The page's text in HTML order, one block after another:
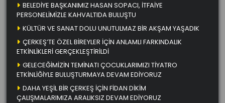
BELEDİYE BAŞKANIMIZ HASAN SOPACI, İTFAİYE
PERSONELİMİZLE KAHVALTIDA BULUŞTU
KÜLTÜR VE SANAT DOLU UNUTULMAZ BİR AKŞAM YAŞADIK
ÇERKEŞ’TE ÖZEL BİREYLER İÇİN ANLAMLI FARKINDALIK
ETKİNLİKLERİ GERÇEKLEŞTİRİLDİ
GELECEĞİMİZİN TEMİNATI ÇOCUKLARIMIZI TİYATRO
ETKİNLİĞİYLE BULUŞTURMAYA DEVAM EDİYORUZ
DAHA YEŞİL BİR ÇERKEŞ İÇİN FİDAN DİKİM
ÇALIŞMALARIMIZA ARALIKSIZ DEVAM EDİYORUZ